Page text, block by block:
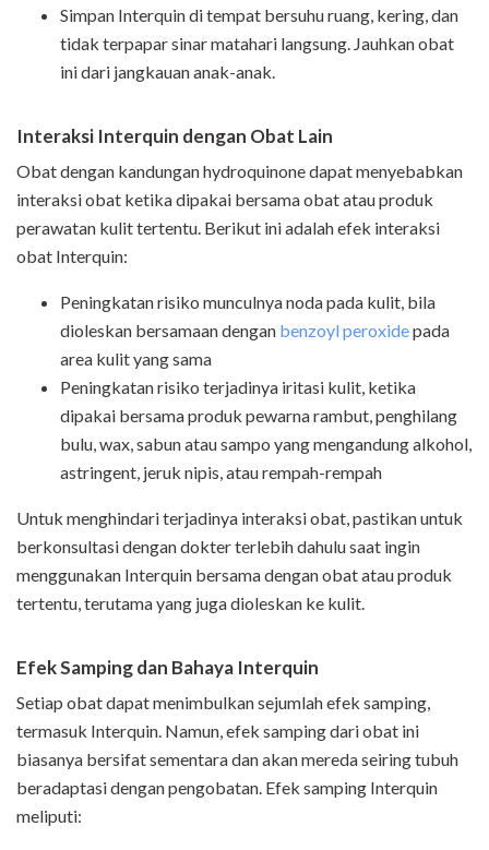
Simpan Interquin di tempat bersuhu ruang, kering, dan
tidak terpapar sinar matahari langsung. Jauhkan obat
ini dari jangkauan anak-anak.
Interaksi Interquin dengan Obat Lain
Obat dengan kandungan hydroquinone dapat menyebabkan
interaksi obat ketika dipakai bersama obat atau produk
perawatan kulit tertentu. Berikut ini adalah efek interaksi
obat Interquin:
Peningkatan risiko munculnya noda pada kulit, bila
dioleskan bersamaan dengan benzoyl peroxidepada
area kulit yang sama
Peningkatan risiko terjadinya iritasi kulit, ketika
dipakai bersama produk pewarna rambut, penghilang
bulu, wax, sabun atau sampo yang mengandung alkohol,
astringent, jeruk nipis, atau rempah-rempah
Untuk menghindari terjadinya interaksi obat, pastikan untuk
berkonsultasi dengan dokter terlebih dahulu saat ingin
menggunakan Interquin bersama dengan obat atau produk
tertentu, terutama yang juga dioleskan ke kulit.
Efek Samping dan Bahaya Interquin
Setiap obat dapat menimbulkan sejumlah efek samping,
termasuk Interquin. Namun, efek samping dari obat ini
biasanya bersifat sementara dan akan mereda seiring tubuh
beradaptasi dengan pengobatan. Efek samping Interquin
meliputi: